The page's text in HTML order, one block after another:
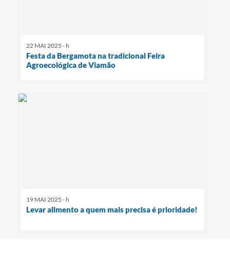
22 MAI 2025 - h
Festa da Bergamota na tradicional Feira
Agroecológica de Viamão
19 MAI 2025 - h
Levar alimento a quem mais precisa é prioridade!